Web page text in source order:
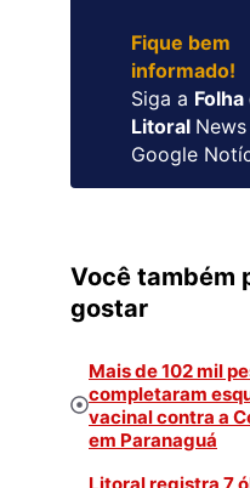
Fique bem
informado!
Siga a Folha
Litoral
Google
Você também
gostar
Mais de 102 mil
completaram
vacinal contra a
em Paranaguá